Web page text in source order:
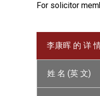
For solicitor
李康晖 的 详
姓 名 (英 文)